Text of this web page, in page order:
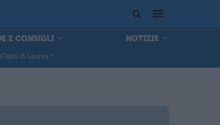
E CONSIGLI NOTIZIE
Classi di Laurea